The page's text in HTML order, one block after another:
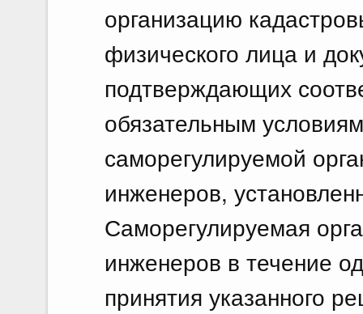
организацию
физического лица и
подтверждающих
обязательным
саморегулируемой
инженеров,
Саморегулируемая
инженеров в течение
принятия указанного